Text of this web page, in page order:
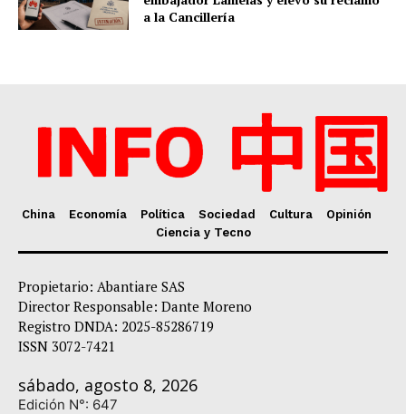
a la Cancillería
China Economía Política Sociedad Cultura
Opinión
Ciencia y Tecno
Propietario: Abantiare SAS
Director Responsable: Dante Moreno
Registro DNDA: 2025-85286719
ISSN 3072-7421
sábado, agosto 8, 2026
Edición N°: 647